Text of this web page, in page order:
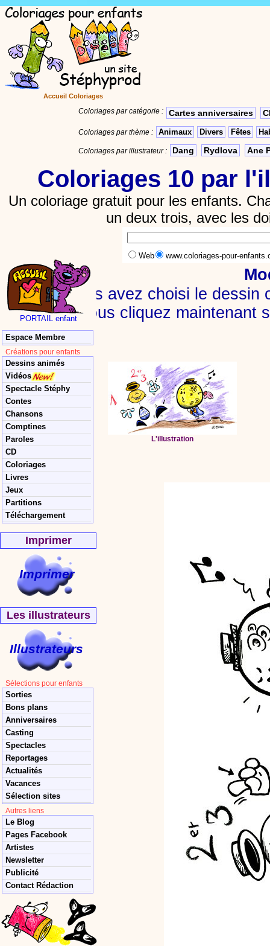
Accueil Coloriages
Coloriages par catégorie : Cartes anniversaires
Coloriages par thème : Animaux Divers Fêtes
Coloriages par illustrateur : Dang Rydlova Ane
PORTAIL enfant
Espace Membre
Créations pour enfants
Dessins animés
Vidéos
Spectacle Stéphy
Contes
Chansons
Comptines
Paroles
CD
Coloriages
Livres
Jeux
Partitions
Téléchargement
Imprimer
Imprimer
Les illustrateurs
Illustrateurs
Sélections pour enfants
Sorties
Bons plans
Anniversaires
Casting
Spectacles
Reportages
Actualités
Vacances
Sélection sites
Autres liens
Le Blog
Pages Facebook
Artistes
Newsletter
Publicité
Contact Rédaction
Coloriages 10 par
Un coloriage gratuit pour les enfants.
un deux trois, avec les
Web www.coloriages-pour-
1) Vous avez choisi le dessin
2) Vous cliquez maintenant
L'illustration